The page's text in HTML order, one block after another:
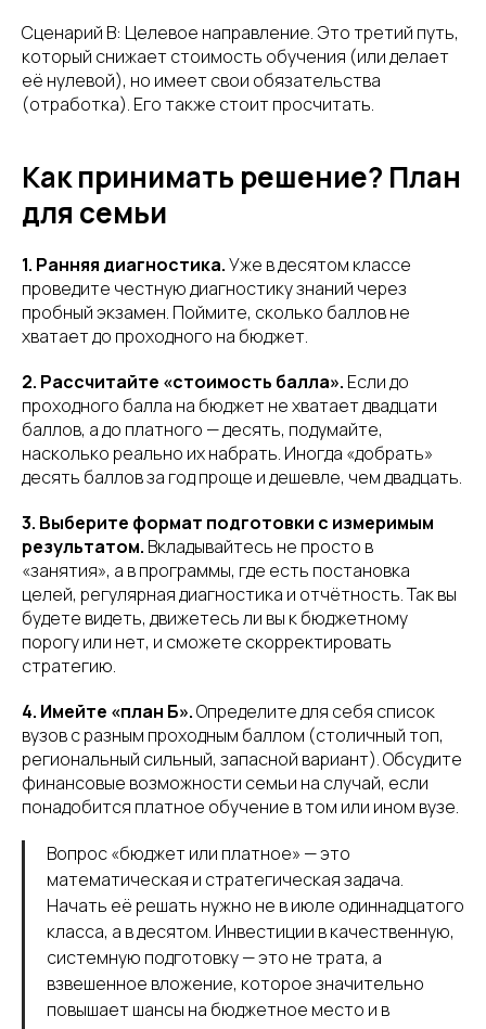
Сценарий В: Целевое направление. Это третий путь,
который снижает стоимость обучения (или делает
её нулевой), но имеет свои обязательства
(отработка). Его также стоит просчитать.
Как принимать решение? План
для семьи
1. Ранняя диагностика.Уже в десятом классе
проведите честную диагностику знаний через
пробный экзамен. Поймите, сколько баллов не
хватает до проходного на бюджет.
2. Рассчитайте «стоимость балла». Если до
проходного балла на бюджет не хватает двадцати
баллов, а до платного — десять, подумайте,
насколько реально их набрать. Иногда «добрать»
десять баллов за год проще и дешевле, чем двадцать.
3. Выберите формат подготовки с измеримым
результатом. Вкладывайтесь не просто в
«занятия», а в программы, где есть постановка
целей, регулярная диагностика и отчётность. Так вы
будете видеть, движетесь ли вы к бюджетному
порогу или нет, и сможете скорректировать
стратегию.
4. Имейте «план Б».Определите для себя список
вузов с разным проходным баллом (столичный топ,
региональный сильный, запасной вариант). Обсудите
финансовые возможности семьи на случай, если
понадобится платное обучение в том или ином вузе.
Вопрос «бюджет или платное» — это
математическая и стратегическая задача.
Начать её решать нужно не в июле одиннадцатого
класса, а в десятом. Инвестиции в качественную,
системную подготовку — это не трата, а
взвешенное вложение, которое значительно
повышает шансы на бюджетное место и в